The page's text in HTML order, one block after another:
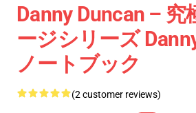
Danny Duncan – 究
ージシリーズ
ノートブック
(2 customer reviews)